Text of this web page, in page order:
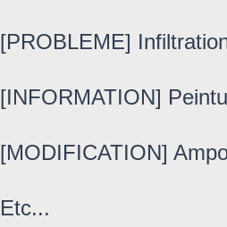
[PROBLEME]
[INFORMATION]
[MODIFICATION]
Etc...